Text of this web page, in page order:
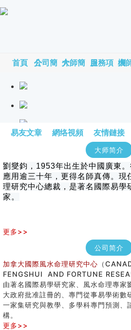
首頁 公司簡介 大師簡介 服務項目 大師專欄
易友文章 網络視頻 友情鏈接
大师简介
劉燮鈞，1953年出生於中國廣東
應用逾三十年，更得名師真傳。現
理研究中心總裁，是著名國際易學
家。
更多>>
公司简介
加拿大國際風水命理研究中心 （
FENGSHUI AND FORTUNE
由著名國際易學研究家、風水命理專家
大政府批准註冊的、專門從事易學術數
一家集研究與教學、多學科專門預測、
構。
更多>>